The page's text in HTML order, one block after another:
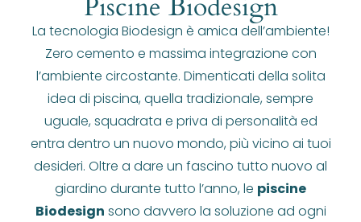
La tecnologia Biodesign è amica dell’ambiente!
Zero cemento e massima integrazione con
l’ambiente circostante. Dimenticati della solita
idea di piscina, quella tradizionale, sempre
uguale, squadrata e priva di personalità ed
entra dentro un nuovo mondo, più vicino ai tuoi
desideri. Oltre a dare un fascino tutto nuovo al
giardino durante tutto l’anno, le piscine
Biodesign sono davvero la soluzione ad ogni